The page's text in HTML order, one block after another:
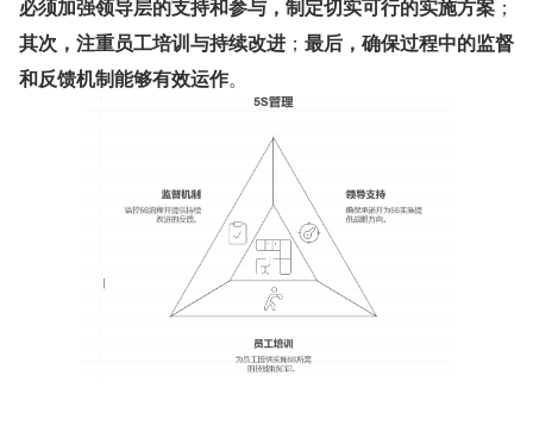
必须加强领导层的支持和参与，制定切实可行的实施方案 ；
其次，注重员工培训与持续改进 ； 最后，确保过程中的监督
和反馈机制能够有效运作。